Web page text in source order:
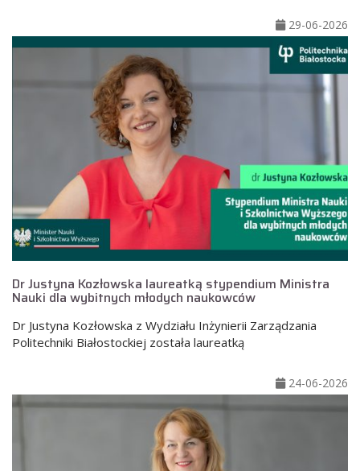
29-06-2026
Dr Justyna Kozłowska laureatką stypendium Ministra
Nauki dla wybitnych młodych naukowców
Dr Justyna Kozłowska z Wydziału Inżynierii Zarządzania
Politechniki Białostockiej została laureatką
24-06-2026